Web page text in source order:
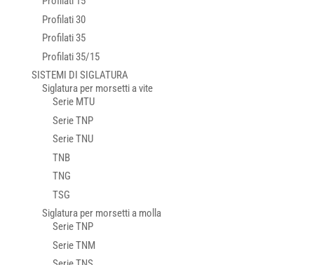
Profilati 30
Profilati 35
Profilati 35/15
SISTEMI DI SIGLATURA
Siglatura per morsetti a vite
Serie MTU
Serie TNP
Serie TNU
TNB
TNG
TSG
Siglatura per morsetti a molla
Serie TNP
Serie TNM